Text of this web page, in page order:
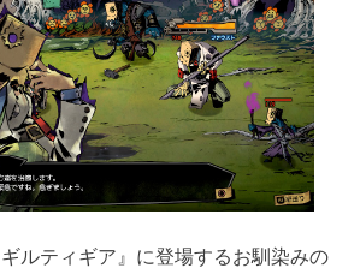
ルティギア』に登場するお馴染みの